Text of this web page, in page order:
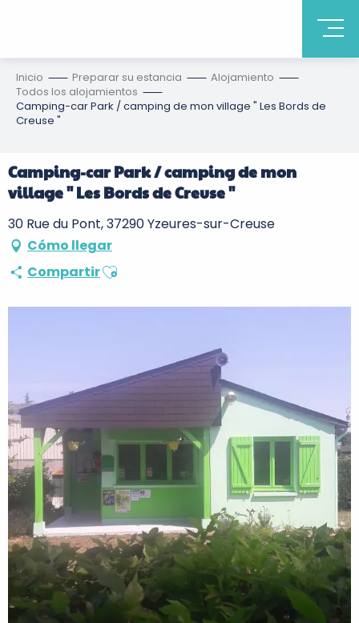
Inicio Preparar su estancia
Alojamiento
Todos los alojamientos
Camping-car Park / camping de mon village " Les Bords de
Creuse "
Camping-car Park / camping de mon
village " Les Bords de Creuse "
30 Rue du Pont, 37290 Yzeures-sur-Creuse
Cómo llegar
CompartirAjouter aux favoris